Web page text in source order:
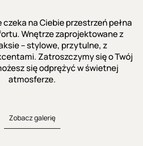
na Ciebie przestrzeń pełna
Wnętrze zaprojektowane z
– stylowe, przytulne, z
Zatroszczymy się o Twój
się odprężyć w świetnej
atmosferze.
Zobacz galerię